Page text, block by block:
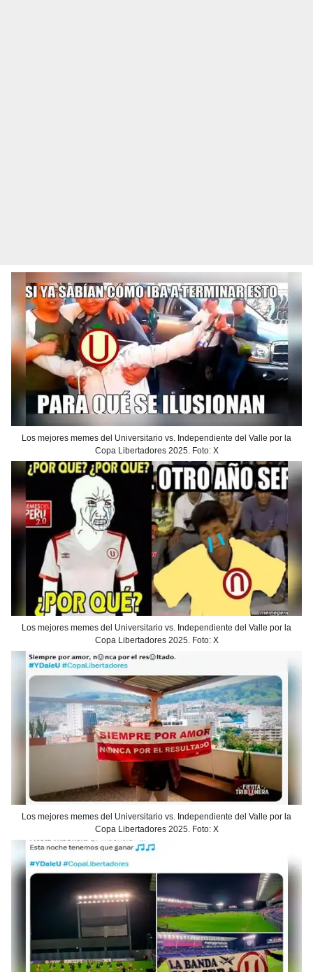
Los mejores memes del Universitario vs. Independiente del Valle por la
Copa Libertadores 2025. Foto: X
Los mejores memes del Universitario vs. Independiente del Valle por la
Copa Libertadores 2025. Foto: X
Los mejores memes del Universitario vs. Independiente del Valle por la
Copa Libertadores 2025. Foto: X